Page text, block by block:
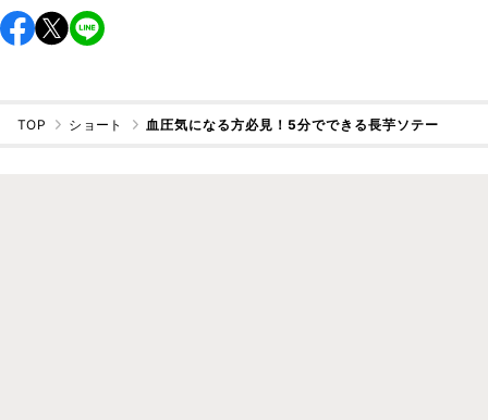
TOP ショート 血圧気になる方必見！5分でできる長芋ソテー